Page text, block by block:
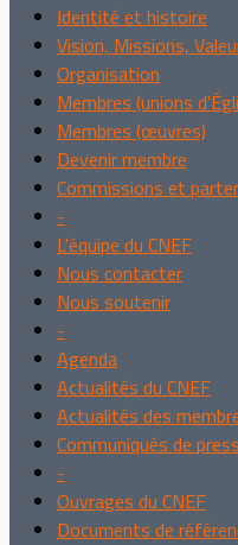
Identité et histoire
Vision, Missions,
Organisation
Membres (unions
Membres (œuvres)
Devenir membre
Commissions et
-
L'équipe du CNEF
Nous contacter
Nous soutenir
-
Agenda
Actualités du CNEF
Actualités des
Communiqués de
-
Ouvrages du CNEF
Documents de